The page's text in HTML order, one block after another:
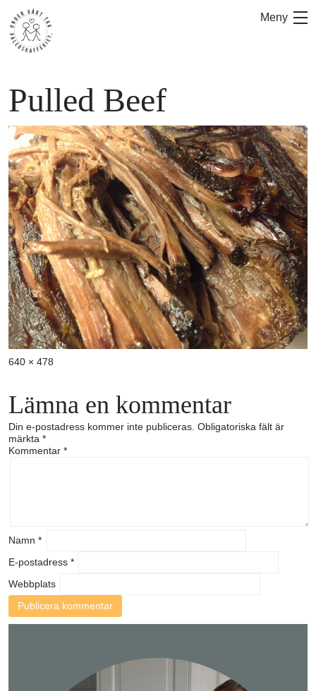
innehåll
Meny
Pulled Beef
Full
640 × 478
Lämna en kommentar
Din e-postadress kommer inte publiceras. Obligatoriska fält är
märkta *
Kommentar *
Namn *
E-postadress *
Webbplats